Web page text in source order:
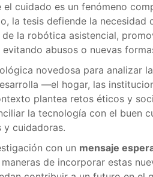
el cuidado es un fenómeno
la tesis defiende la
la robótica asistencial,
abusos o nuevas
novedosa para analizar la
—el hogar, las
plantea retos éticos y
la tecnología con el buen
y cuidadoras.
con un mensaje
de incorporar estas